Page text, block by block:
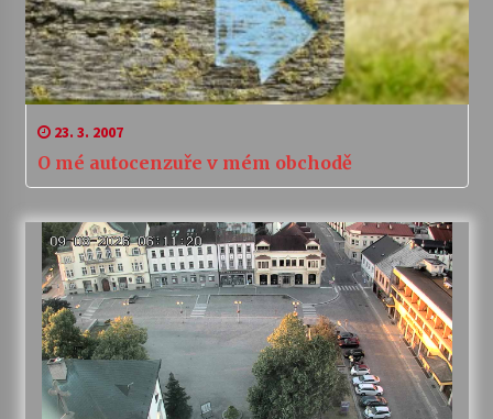
23. 3. 2007
O mé autocenzuře v mém obchodě